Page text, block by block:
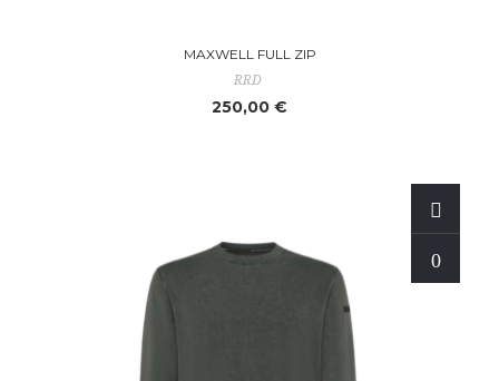
MAXWELL FULL ZIP
RRD
250,00 €